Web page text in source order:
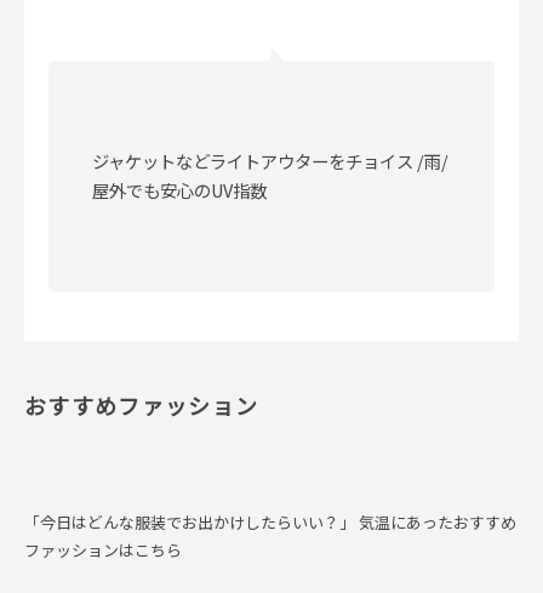
ジャケットなどライトアウターをチョイス /雨/
屋外でも安心のUV指数
おすすめファッション
「今日はどんな服装でお出かけしたらいい？」 気温にあったおすすめ
ファッションはこちら